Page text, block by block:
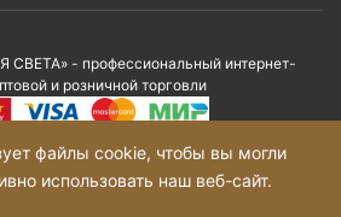
СВЕТА» - профессиональный интернет-
и розничной торговли
конфиденциальности
Карта сайта
файлы cookie, чтобы вы могли
использовать наш веб-сайт.